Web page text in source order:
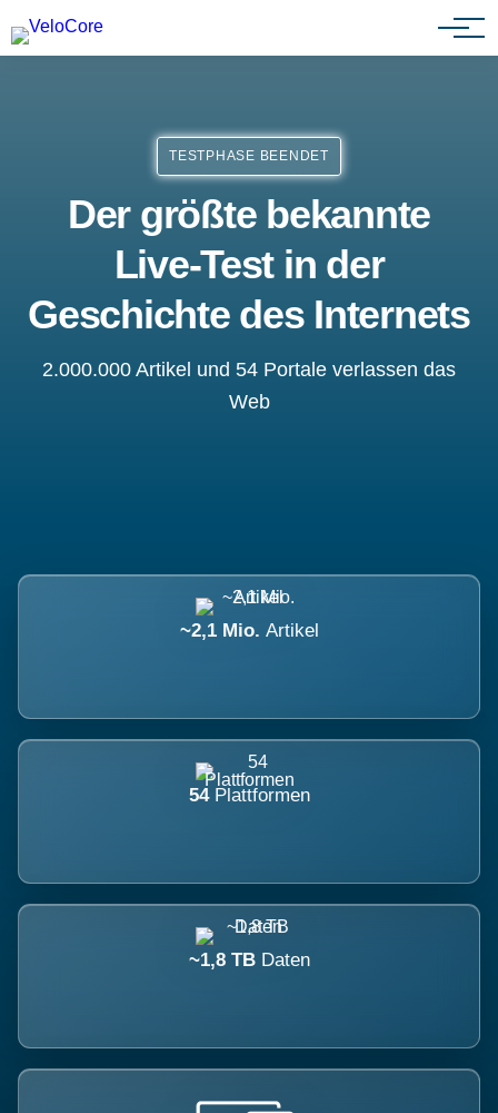
Agenturen & Webdesigner
TESTPHASE BEENDET
Der größte bekannte
Live-Test in der
Geschichte des Internets
2.000.000 Artikel und 54 Portale verlassen das
Web
~2,1 Mio. Artikel
54 Plattformen
~1,8 TB Daten